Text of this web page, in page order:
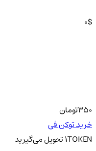
0$
350تومان
خرید توکن فی
1TOKENتحویلمی‌گیرید